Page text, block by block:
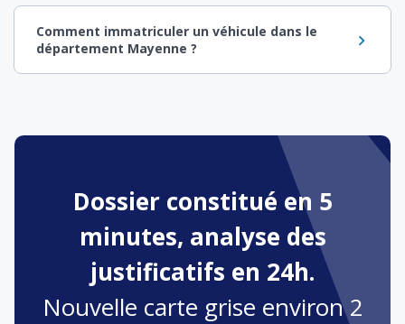
Comment immatriculer un véhicule dans le
département Mayenne ?
Dossier constitué en 5
minutes, analyse des
justificatifs en 24h.
Nouvelle carte grise environ 2